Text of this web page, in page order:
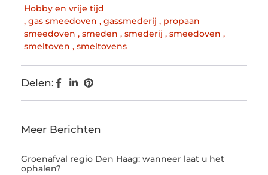
Hobby en vrije tijd
, gas smeedoven , gassmederij , propaan
smeedoven , smeden , smederij , smeedoven ,
smeltoven , smeltovens
Delen:
Meer Berichten
Groenafval regio Den Haag: wanneer laat u het
ophalen?